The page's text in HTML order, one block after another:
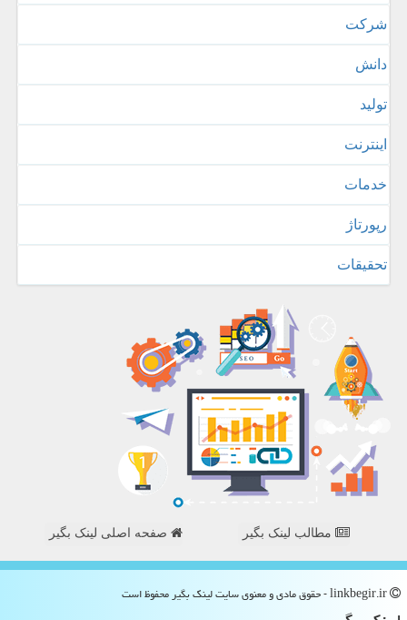
شركت
دانش
تولید
اینترنت
خدمات
رپورتاژ
تحقیقات
مطالب لینک بگیر صفحه اصلی لینک بگیر